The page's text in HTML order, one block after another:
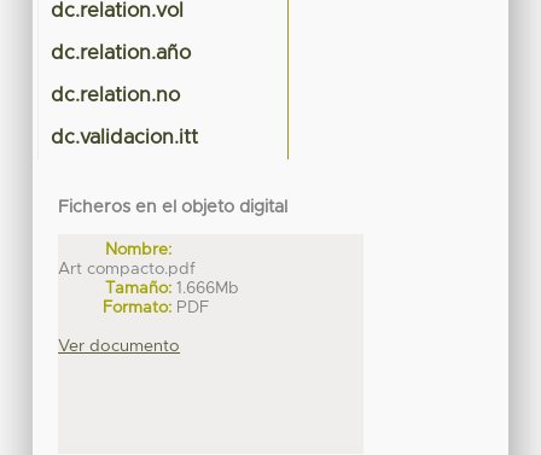
dc.relation.vol
dc.relation.año
dc.relation.no
dc.validacion.itt
Ficheros en el objeto digital
Nombre:
Art compacto.pdf
Tamaño: 1.666Mb
Formato: PDF
Ver documento